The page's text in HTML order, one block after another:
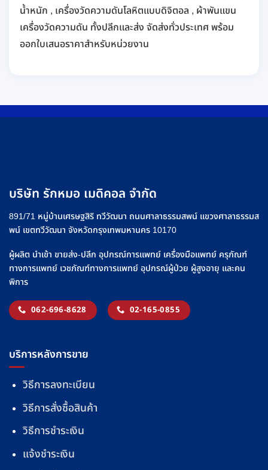
น้ำหนัก , เครื่องวัดความดันโลหิตแบบดิจิตอล , ผ้าพันแขน
เครื่องวัดความดัน ทั้งปลีกและส่ง จัดส่งทั่วประเทศ พร้อม
ออกใบเสนอราคาสำหรับหน่วยงาน
บริษัท รักหมอ เมดิคอล จำกัด
891/71 หมู่บ้านเศรษฐสิริ ทวีวัฒนา ถนนศาลาธรรมสพน์ แขวงศาลาธรรมส
พน์ เขตทวีวัฒนา จังหวัดกรุงเทพมหานคร 10170
ผู้ผลิต นำเข้า ขายส่ง-ปลีก อุปกรณ์การแพทย์ เครื่องมือแพทย์ ครุภัณฑ์
ทางการแพทย์ เวชภัณฑ์ทางการแพทย์ อุปกรณ์ผู้ป่วย ผู้สูงอายุ และคน
พิการ
062-696-8628 02-165-0855
บริการหลังการขาย
วิธีการลงทะเบียน
วิธีการสั่งซื้อสินค้า
วิธีการชำระเงิน
แจ้งชำระเงิน